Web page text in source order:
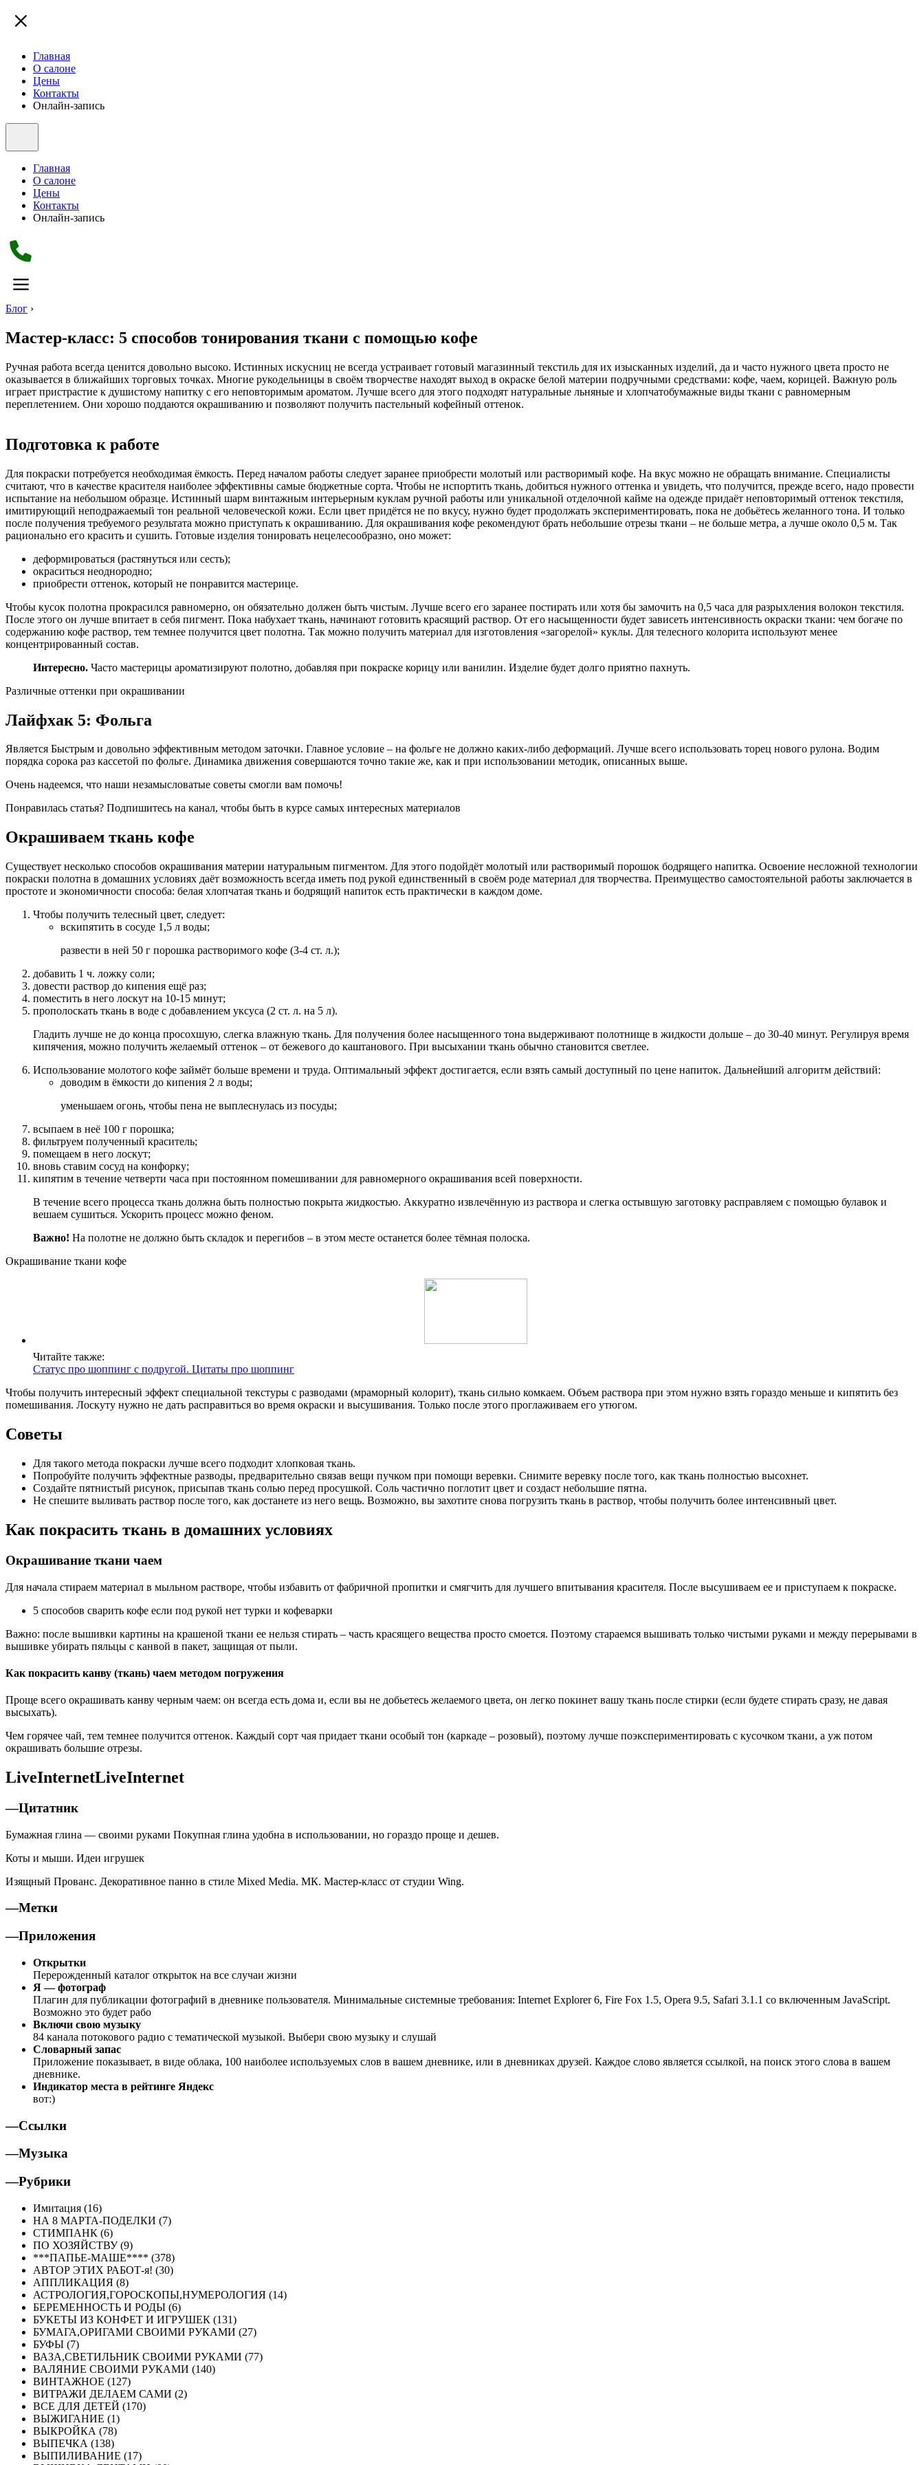
Главная
О салоне
Цены
Контакты
Онлайн-запись
Главная
О салоне
Цены
Контакты
Онлайн-запись
Блог ›
Мастер-класс: 5 способов тонирования ткани с помощью кофе
Ручная работа всегда ценится довольно высоко. Истинных искусниц не всегда устраивает готовый магазинный текстиль для их изысканных изделий, да и часто нужного цвета просто не
оказывается в ближайших торговых точках. Многие рукодельницы в своём творчестве находят выход в окраске белой материи подручными средствами: кофе, чаем, корицей. Важную роль
играет пристрастие к душистому напитку с его неповторимым ароматом. Лучше всего для этого подходят натуральные льняные и хлопчатобумажные виды ткани с равномерным
переплетением. Они хорошо поддаются окрашиванию и позволяют получить пастельный кофейный оттенок.
Подготовка к работе
Для покраски потребуется необходимая ёмкость. Перед началом работы следует заранее приобрести молотый или растворимый кофе. На вкус можно не обращать внимание. Специалисты
считают, что в качестве красителя наиболее эффективны самые бюджетные сорта. Чтобы не испортить ткань, добиться нужного оттенка и увидеть, что получится, прежде всего, надо провести
испытание на небольшом образце. Истинный шарм винтажным интерьерным куклам ручной работы или уникальной отделочной кайме на одежде придаёт неповторимый оттенок текстиля,
имитирующий неподражаемый тон реальной человеческой кожи. Если цвет придётся не по вкусу, нужно будет продолжать экспериментировать, пока не добьётесь желанного тона. И только
после получения требуемого результата можно приступать к окрашиванию. Для окрашивания кофе рекомендуют брать небольшие отрезы ткани – не больше метра, а лучше около 0,5 м. Так
рационально его красить и сушить. Готовые изделия тонировать нецелесообразно, оно может:
деформироваться (растянуться или сесть);
окраситься неоднородно;
приобрести оттенок, который не понравится мастерице.
Чтобы кусок полотна прокрасился равномерно, он обязательно должен быть чистым. Лучше всего его заранее постирать или хотя бы замочить на 0,5 часа для разрыхления волокон текстиля.
После этого он лучше впитает в себя пигмент. Пока набухает ткань, начинают готовить красящий раствор. От его насыщенности будет зависеть интенсивность окраски ткани: чем богаче по
содержанию кофе раствор, тем темнее получится цвет полотна. Так можно получить материал для изготовления «загорелой» куклы. Для телесного колорита используют менее
концентрированный состав.
Интересно. Часто мастерицы ароматизируют полотно, добавляя при покраске корицу или ванилин. Изделие будет долго приятно пахнуть.
Различные оттенки при окрашивании
Лайфхак 5: Фольга
Является Быстрым и довольно эффективным методом заточки. Главное условие – на фольге не должно каких-либо деформаций. Лучше всего использовать торец нового рулона. Водим
порядка сорока раз кассетой по фольге. Динамика движения совершаются точно такие же, как и при использовании методик, описанных выше.
Очень надеемся, что наши незамысловатые советы смогли вам помочь!
Понравилась статья? Подпишитесь на канал, чтобы быть в курсе самых интересных материалов
Окрашиваем ткань кофе
Существует несколько способов окрашивания материи натуральным пигментом. Для этого подойдёт молотый или растворимый порошок бодрящего напитка. Освоение несложной технологии
покраски полотна в домашних условиях даёт возможность всегда иметь под рукой единственный в своём роде материал для творчества. Преимущество самостоятельной работы заключается в
простоте и экономичности способа: белая хлопчатая ткань и бодрящий напиток есть практически в каждом доме.
Чтобы получить телесный цвет, следует:
вскипятить в сосуде 1,5 л воды;
развести в ней 50 г порошка растворимого кофе (3-4 ст. л.);
добавить 1 ч. ложку соли;
довести раствор до кипения ещё раз;
поместить в него лоскут на 10-15 минут;
прополоскать ткань в воде с добавлением уксуса (2 ст. л. на 5 л).
Гладить лучше не до конца просохшую, слегка влажную ткань. Для получения более насыщенного тона выдерживают полотнище в жидкости дольше – до 30-40 минут. Регулируя время
кипячения, можно получить желаемый оттенок – от бежевого до каштанового. При высыхании ткань обычно становится светлее.
Использование молотого кофе займёт больше времени и труда. Оптимальный эффект достигается, если взять самый доступный по цене напиток. Дальнейший алгоритм действий:
доводим в ёмкости до кипения 2 л воды;
уменьшаем огонь, чтобы пена не выплеснулась из посуды;
всыпаем в неё 100 г порошка;
фильтруем полученный краситель;
помещаем в него лоскут;
вновь ставим сосуд на конфорку;
кипятим в течение четверти часа при постоянном помешивании для равномерного окрашивания всей поверхности.
В течение всего процесса ткань должна быть полностью покрыта жидкостью. Аккуратно извлечённую из раствора и слегка остывшую заготовку расправляем с помощью булавок и
вешаем сушиться. Ускорить процесс можно феном.
Важно! На полотне не должно быть складок и перегибов – в этом месте останется более тёмная полоска.
Окрашивание ткани кофе
Читайте также:
Статус про шоппинг с подругой. Цитаты про шоппинг
Чтобы получить интересный эффект специальной текстуры с разводами (мраморный колорит), ткань сильно комкаем. Объем раствора при этом нужно взять гораздо меньше и кипятить без
помешивания. Лоскуту нужно не дать расправиться во время окраски и высушивания. Только после этого проглаживаем его утюгом.
Советы
Для такого метода покраски лучше всего подходит хлопковая ткань.
Попробуйте получить эффектные разводы, предварительно связав вещи пучком при помощи веревки. Снимите веревку после того, как ткань полностью высохнет.
Создайте пятнистый рисунок, присыпав ткань солью перед просушкой. Соль частично поглотит цвет и создаст небольшие пятна.
Не спешите выливать раствор после того, как достанете из него вещь. Возможно, вы захотите снова погрузить ткань в раствор, чтобы получить более интенсивный цвет.
Как покрасить ткань в домашних условиях
Окрашивание ткани чаем
Для начала стираем материал в мыльном растворе, чтобы избавить от фабричной пропитки и смягчить для лучшего впитывания красителя. После высушиваем ее и приступаем к покраске.
5 способов сварить кофе если под рукой нет турки и кофеварки
Важно: после вышивки картины на крашеной ткани ее нельзя стирать – часть красящего вещества просто смоется. Поэтому стараемся вышивать только чистыми руками и между перерывами в
вышивке убирать пяльцы с канвой в пакет, защищая от пыли.
Как покрасить канву (ткань) чаем методом погружения
Проще всего окрашивать канву черным чаем: он всегда есть дома и, если вы не добьетесь желаемого цвета, он легко покинет вашу ткань после стирки (если будете стирать сразу, не давая
высыхать).
Чем горячее чай, тем темнее получится оттенок. Каждый сорт чая придает ткани особый тон (каркаде – розовый), поэтому лучше поэкспериментировать с кусочком ткани, а уж потом
окрашивать большие отрезы.
LiveInternetLiveInternet
—Цитатник
Бумажная глина — своими руками Покупная глина удобна в использовании, но гораздо проще и дешев.
Коты и мыши. Идеи игрушек
Изящный Прованс. Декоративное панно в стиле Mixed Media. МК. Мастер-класс от студии Wing.
—Метки
—Приложения
Открытки
Перерожденный каталог открыток на все случаи жизни
Я — фотограф
Плагин для публикации фотографий в дневнике пользователя. Минимальные системные требования: Internet Explorer 6, Fire Fox 1.5, Opera 9.5, Safari 3.1.1 со включенным JavaScript.
Возможно это будет рабо
Включи свою музыку
84 канала потокового радио с тематической музыкой. Выбери свою музыку и слушай
Словарный запас
Приложение показывает, в виде облака, 100 наиболее используемых слов в вашем дневнике, или в дневниках друзей. Каждое слово является ссылкой, на поиск этого слова в вашем
дневнике.
Индикатор места в рейтинге Яндекс
вот:)
—Ссылки
—Музыка
—Рубрики
Имитация (16)
НА 8 МАРТА-ПОДЕЛКИ (7)
СТИМПАНК (6)
ПО ХОЗЯЙСТВУ (9)
***ПАПЬЕ-МАШЕ**** (378)
АВТОР ЭТИХ РАБОТ-я! (30)
АППЛИКАЦИЯ (8)
АСТРОЛОГИЯ,ГОРОСКОПЫ,НУМЕРОЛОГИЯ (14)
БЕРЕМЕННОСТЬ И РОДЫ (6)
БУКЕТЫ ИЗ КОНФЕТ И ИГРУШЕК (131)
БУМАГА,ОРИГАМИ СВОИМИ РУКАМИ (27)
БУФЫ (7)
ВАЗА,СВЕТИЛЬНИК СВОИМИ РУКАМИ (77)
ВАЛЯНИЕ СВОИМИ РУКАМИ (140)
ВИНТАЖНОЕ (127)
ВИТРАЖИ ДЕЛАЕМ САМИ (2)
ВСЕ ДЛЯ ДЕТЕЙ (170)
ВЫЖИГАНИЕ (1)
ВЫКРОЙКА (78)
ВЫПЕЧКА (138)
ВЫПИЛИВАНИЕ (17)